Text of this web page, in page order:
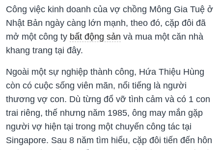
Công việc kinh doanh của vợ chồng Mông Gia Tuệ ở
Nhật Bản ngày càng lớn mạnh, theo đó, cặp đôi đã
mở một công ty bất động sản và mua một căn nhà
khang trang tại đây.
Ngoài một sự nghiệp thành công, Hứa Thiệu Hùng
còn có cuộc sống viên mãn, nổi tiếng là người
thương vợ con. Dù từng đổ vỡ tình cảm và có 1 con
trai riêng, thế nhưng năm 1985, ông may mắn gặp
người vợ hiện tại trong một chuyến công tác tại
Singapore. Sau 8 năm tìm hiểu, cặp đôi tiến đến hôn